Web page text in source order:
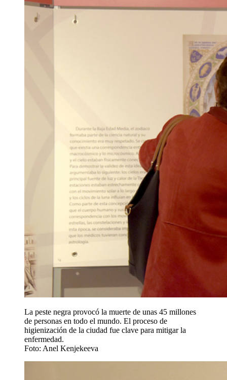
La peste negra provocó la muerte de unas 45 millones
de personas en todo el mundo. El proceso de
higienización de la ciudad fue clave para mitigar la
enfermedad.
Foto: Anel Kenjekeeva